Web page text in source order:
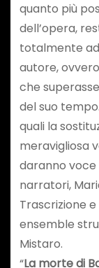
quanto più
dell’opera,
totalmente
autore,
che
del suo
quali la
meravigliosa
daranno voce
narratori,
Trascrizione
ensemble
Mistaro.
“La morte di